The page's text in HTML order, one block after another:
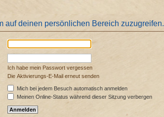
auf deinen persönlichen Bereich zuzugreifen.
Ich habe mein Passwort vergessen
Die Aktivierungs-E-Mail erneut senden
Mich bei jedem Besuch automatisch anmelden
Meinen Online-Status während dieser Sitzung verbergen